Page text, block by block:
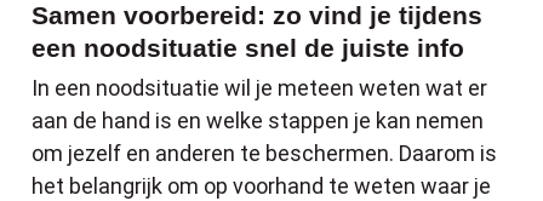
Samen voorbereid: zo vind je tijdens
een noodsituatie snel de juiste info
In een noodsituatie wil je meteen weten wat er
aan de hand is en welke stappen je kan nemen
om jezelf en anderen te beschermen. Daarom is
het belangrijk om op voorhand te weten waar je